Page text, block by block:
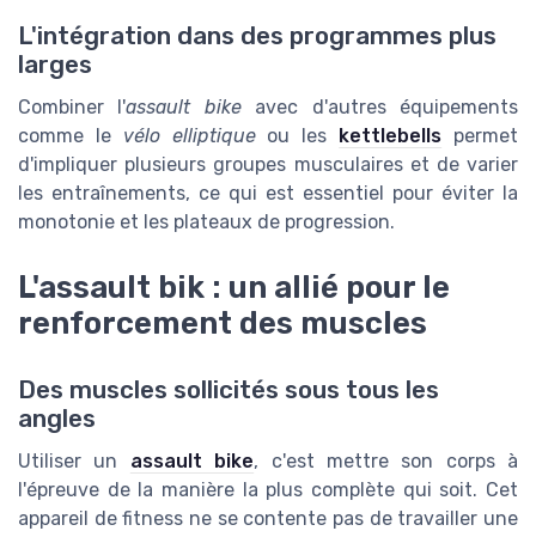
L'intégration dans des programmes plus
larges
Combiner l'assault bikeavec d'autres équipements
comme le vélo elliptiqueou les kettlebells permet
d'impliquer plusieurs groupes musculaires et de varier
les entraînements, ce qui est essentiel pour éviter la
monotonie et les plateaux de progression.
L'assault bik : un allié pour le
renforcement des muscles
Des muscles sollicités sous tous les
angles
Utiliser un assault bike, c'est mettre son corps à
l'épreuve de la manière la plus complète qui soit. Cet
appareil de fitness ne se contente pas de travailler une